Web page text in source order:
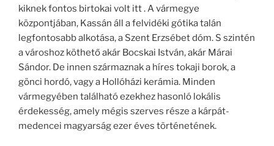
kiknek fontos birtokai volt itt . A vármegye
központjában, Kassán áll a felvidéki gótika talán
legfontosabb alkotása, a Szent Erzsébet dóm. S szintén
a városhoz köthető akár Bocskai István, akár Márai
Sándor. De innen származnak a híres tokaji borok, a
gönci hordó, vagy a Hollóházi kerámia. Minden
vármegyében található ezekhez hasonló lokális
érdekesség, amely mégis szerves része a kárpát-
medencei magyarság ezer éves történetének.